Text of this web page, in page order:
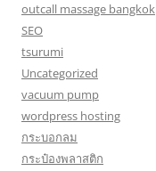
outcall massage bangkok
SEO
tsurumi
Uncategorized
vacuum pump
wordpress hosting
กระบอกลม
กระป๋องพลาสติก